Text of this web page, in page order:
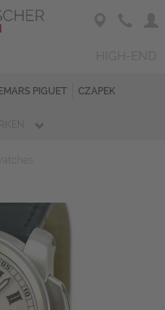
PIGUET CZAPEK